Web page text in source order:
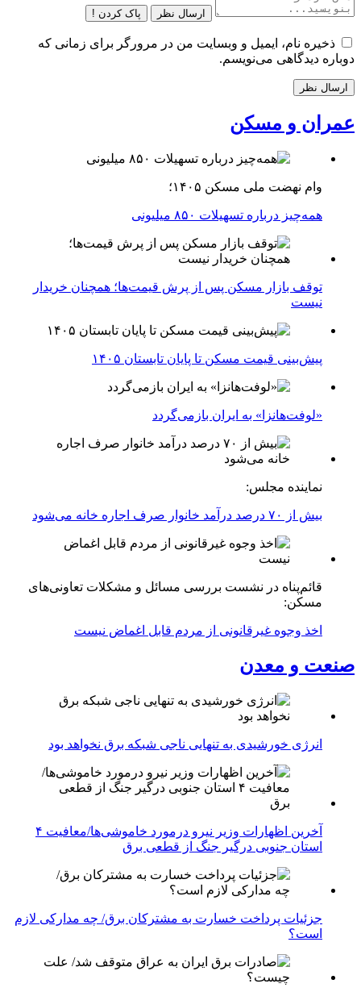
ارسال نظر پاک کردن !
ذخیره نام، ایمیل و وبسایت من در مرورگر برای زمانی که
دوباره دیدگاهی می‌نویسم.
عمران و مسکن
وام نهضت ملی مسکن ۱۴۰۵؛
همه‌چیز درباره تسهیلات ۸۵۰ میلیونی
توقف بازار مسکن پس از پرش قیمت‌ها؛ همچنان خریدار
نیست
پیش‌بینی قیمت مسکن تا پایان تابستان ۱۴۰۵
«لوفت‌هانزا» به ایران بازمی‌گردد
نماینده مجلس:
بیش از ۷۰ درصد درآمد خانوار صرف اجاره خانه می‌شود
قائم‌پناه در نشست بررسی مسائل و مشکلات تعاونی‌های
مسکن:
اخذ وجوه غیرقانونی از مردم قابل اغماض نیست
صنعت و معدن
انرژی خورشیدی به تنهایی ناجی شبکه برق نخواهد بود
آخرین اظهارات وزیر نیرو درمورد خاموشی‌ها/معافیت ۴
استان جنوبی درگیر جنگ از قطعی برق
جزئیات پرداخت خسارت به مشترکان برق/ چه مدارکی لازم
است؟